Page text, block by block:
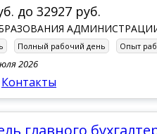
до 32927 руб.
Полный рабочий день Опыт
2026
Контакты
главного